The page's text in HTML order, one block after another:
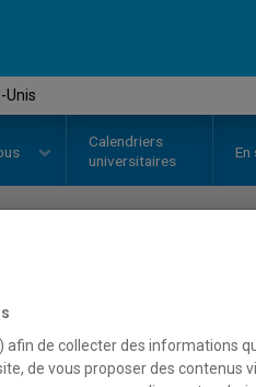
Unis
Calendriers
universitaires
En
Villes et
afin de collecter des informations
de vous proposer des contenus